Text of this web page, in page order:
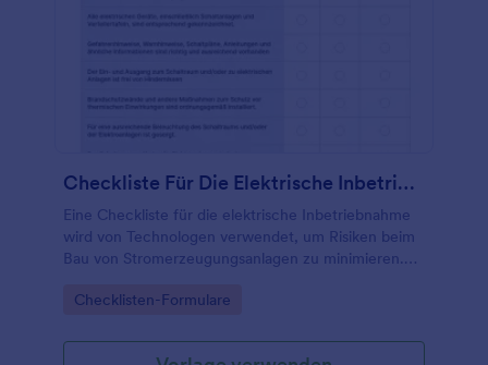
Checkliste Für Die Elektrische Inbetriebnahme
Eine Checkliste für die elektrische Inbetriebnahme
wird von Technologen verwendet, um Risiken beim
Bau von Stromerzeugungsanlagen zu minimieren.
Serviceteams sind, verwenden Sie diese kostenlose
den Inbetriebnahmeprozess elektrischer Geräte zu
Go to Category:
Checklisten-Formulare